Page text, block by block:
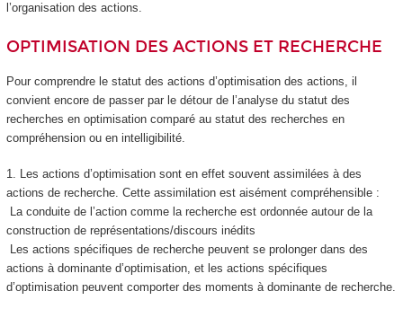
l’organisation des actions.
OPTIMISATION DES ACTIONS ET RECHERCHE
Pour comprendre le statut des actions d’optimisation des actions, il
convient encore de passer par le détour de l’analyse du statut des
recherches en optimisation comparé au statut des recherches en
compréhension ou en intelligibilité.
1. Les actions d’optimisation sont en effet souvent assimilées à des
actions de recherche. Cette assimilation est aisément compréhensible :
La conduite de l’action comme la recherche est ordonnée autour de la
construction de représentations/discours inédits
Les actions spécifiques de recherche peuvent se prolonger dans des
actions à dominante d’optimisation, et les actions spécifiques
d’optimisation peuvent comporter des moments à dominante de recherche.